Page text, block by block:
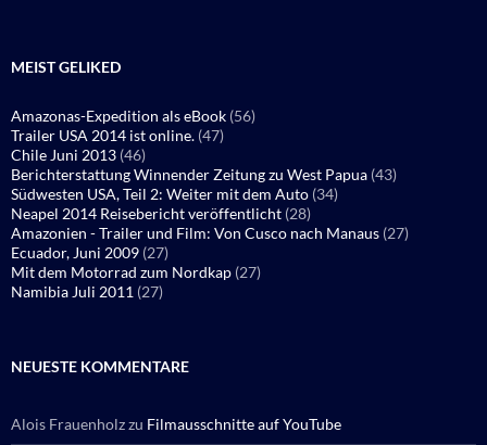
MEIST GELIKED
Amazonas-Expedition als eBook (56)
Trailer USA 2014 ist online. (47)
Chile Juni 2013 (46)
Berichterstattung Winnender Zeitung zu West Papua (43)
Südwesten USA, Teil 2: Weiter mit dem Auto (34)
Neapel 2014 Reisebericht veröffentlicht (28)
Amazonien - Trailer und Film: Von Cusco nach Manaus (27)
Ecuador, Juni 2009 (27)
Mit dem Motorrad zum Nordkap (27)
Namibia Juli 2011 (27)
NEUESTE KOMMENTARE
Alois Frauenholzzu Filmausschnitte auf YouTube